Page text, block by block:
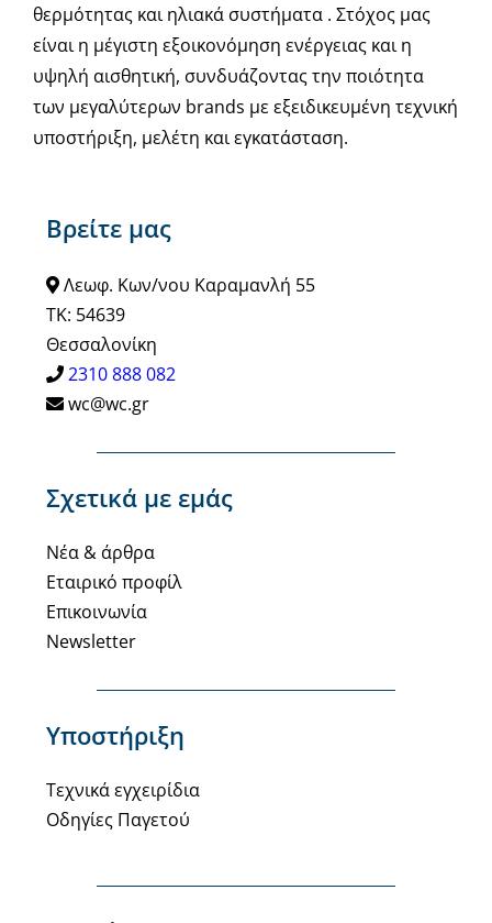
Βρείτε μας
Λεωφ. Κων/νου Καραμανλή 55
ΤΚ: 54639
Θεσσαλονίκη
2310 888 082
wc@wc.gr
Σχετικά με εμάς
Νέα & άρθρα
Εταιρικό προφίλ
Επικοινωνία
Newsletter
Υποστήριξη
Τεχνικά εγχειρίδια
Οδηγίες Παγετού
θερμότητας και ηλιακά συστήματα . Στόχος μας
είναι η μέγιστη εξοικονόμηση ενέργειας και η
υψηλή αισθητική, συνδυάζοντας την ποιότητα
των μεγαλύτερων brands με εξειδικευμένη τεχνική
υποστήριξη, μελέτη και εγκατάσταση.